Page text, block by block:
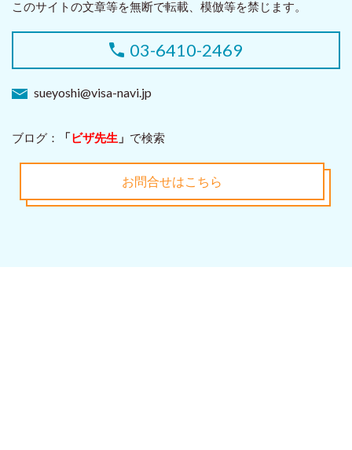
このサイトの文章等を無断で転載、模倣等を禁じます。
03-6410-2469
sueyoshi@visa-navi.jp
ブログ： 「ビザ先生 」 で検索
お問合せはこちら